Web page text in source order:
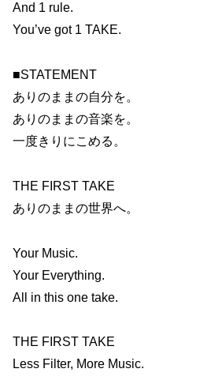
And 1 rule.
You’ve got 1 TAKE.
■STATEMENT
ありのままの自分を。
ありのままの音楽を。
一度きりにこめる。
THE FIRST TAKE
ありのままの世界へ。
Your Music.
Your Everything.
All in this one take.
THE FIRST TAKE
Less Filter, More Music.